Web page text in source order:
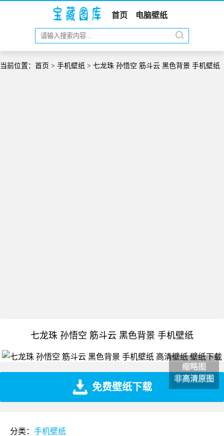
首页 电脑壁纸
当前位置： 首页 > 手机壁纸 > 七龙珠 孙悟空 筋斗云 黑色背景 手机壁纸
七龙珠 孙悟空 筋斗云 黑色背景 手机壁纸
缩略图
非高清原图
免费壁纸下载
分类： 手机壁纸